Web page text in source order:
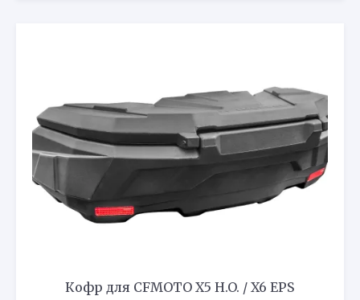
Кофр для CFMOTO X5 H.O. / X6 EPS